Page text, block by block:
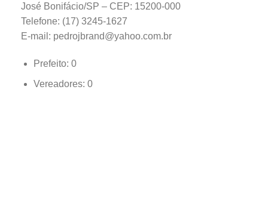
José Bonifácio/SP – CEP: 15200-000
Telefone: (17) 3245-1627
E-mail: pedrojbrand@yahoo.com.br
Prefeito: 0
Vereadores: 0